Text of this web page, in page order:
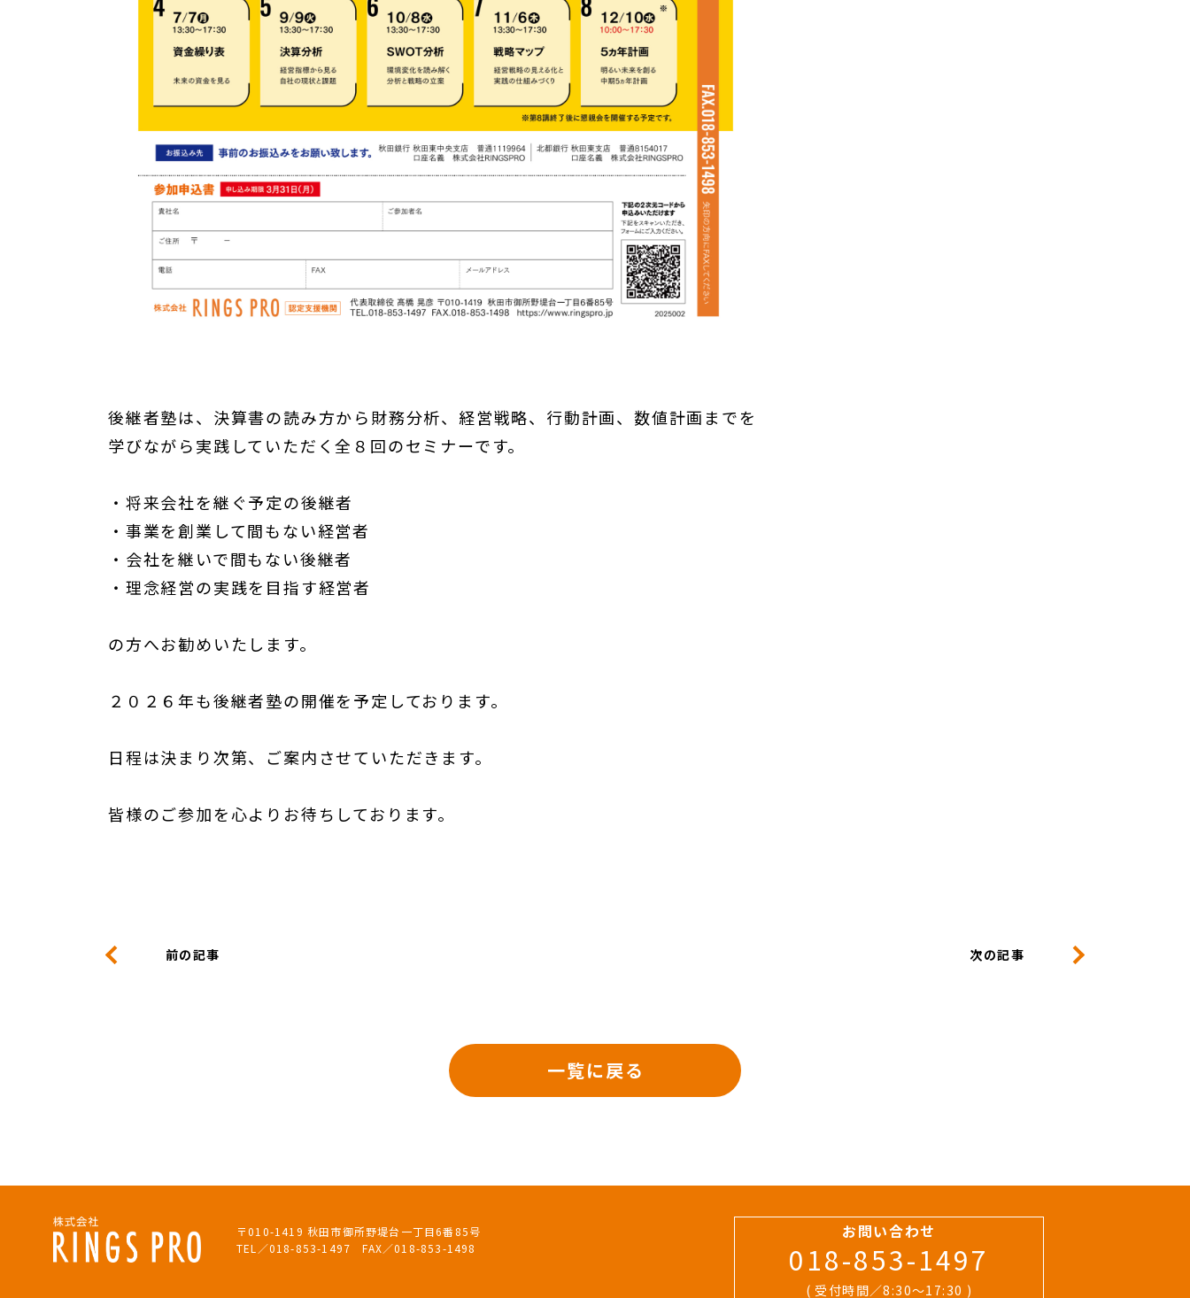
後継者塾は、決算書の読み方から財務分析、経営戦略、行動計画、数値計画までを
学びながら実践していただく全８回のセミナーです。
・将来会社を継ぐ予定の後継者
・事業を創業して間もない経営者
・会社を継いで間もない後継者
・理念経営の実践を目指す経営者
の方へお勧めいたします。
２０２６年も後継者塾の開催を予定しております。
日程は決まり次第、ご案内させていただきます。
皆様のご参加を心よりお待ちしております。
前の記事 次の記事
一覧に戻る
お問い合わせ
018-853-1497
( 受付時間／8:30〜17:30 )
〒010-1419 秋田市御所野堤台一丁目6番85号
TEL／018-853-1497 FAX／018-853-1498